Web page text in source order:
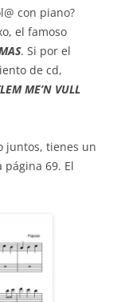
con piano?
el famoso
. Si por el
de cd,
ME’N VULL
juntos, tienes un
69. El